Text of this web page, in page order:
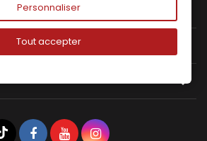

Personnaliser
Tout accepter